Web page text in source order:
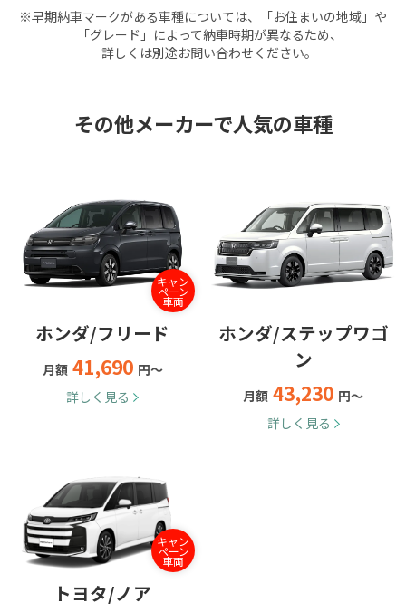
※早期納車マークがある車種については、「お住まいの地域」や
「グレード」によって納車時期が異なるため、
詳しくは別途お問い合わせください。
その他メーカーで人気の車種
キャン
ペーン
車両
ホンダ/フリード
月額 41,690 円～
詳しく見る
ホンダ/ステップワゴ
ン
月額 43,230 円～
詳しく見る
キャン
ペーン
車両
トヨタ/ノア